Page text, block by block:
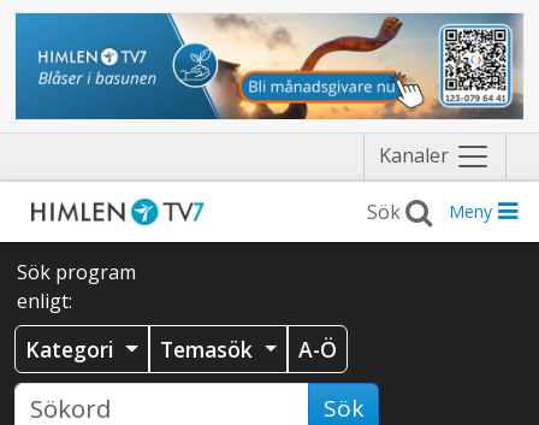
Kanaler Näytä
valikko
Meny
Sök program
enligt:
Kategori Temasök A-Ö
Sök